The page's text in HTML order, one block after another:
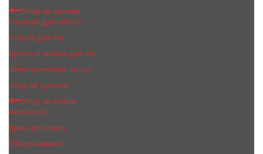
Уход за ногами
Стельки для обуви
Спрей для ног
Крема и маски для ног
Электрические пилки
Уход за руками
Уход за телом
Автозагар
Крем для тела
Обертывание